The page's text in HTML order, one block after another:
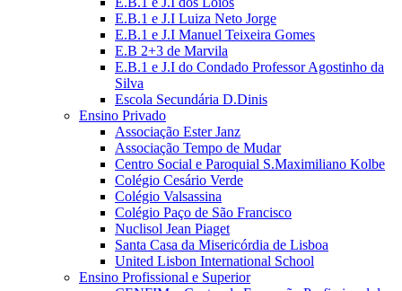
E.B.1 e J.I Luiza Neto Jorge
E.B.1 e J.I Manuel Teixeira Gomes
E.B 2+3 de Marvila
E.B.1 e J.I do Condado Professor Agostinho da
Silva
Escola Secundária D.Dinis
Ensino Privado
Associação Ester Janz
Associação Tempo de Mudar
Centro Social e Paroquial S.Maximiliano Kolbe
Colégio Cesário Verde
Colégio Valsassina
Colégio Paço de São Francisco
Nuclisol Jean Piaget
Santa Casa da Misericórdia de Lisboa
United Lisbon International School
Ensino Profissional e Superior